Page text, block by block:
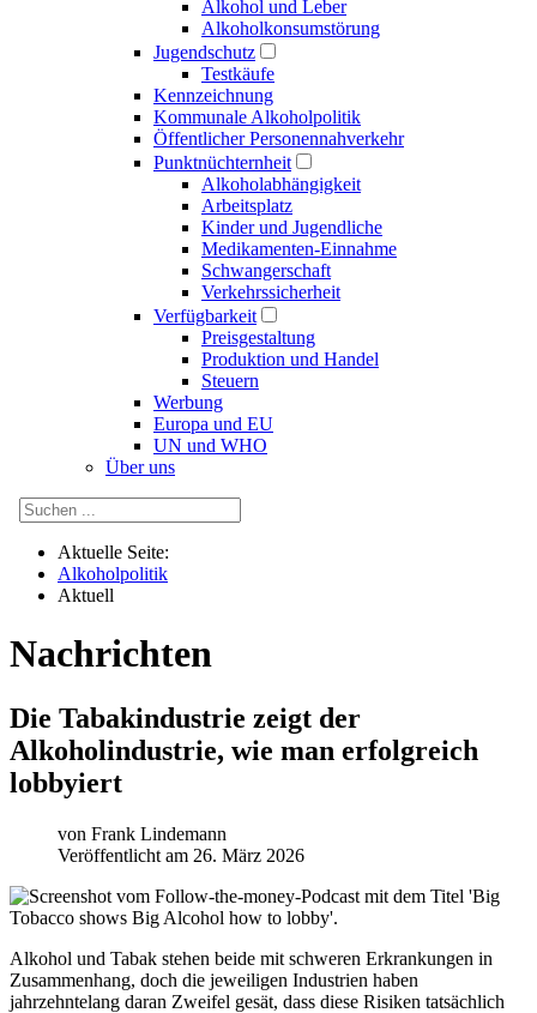
Alkohol und Leber
Alkoholkonsumstörung
Jugendschutz
Testkäufe
Kennzeichnung
Kommunale Alkoholpolitik
Öffentlicher Personennahverkehr
Punktnüchternheit
Alkoholabhängigkeit
Arbeitsplatz
Kinder und Jugendliche
Medikamenten-Einnahme
Schwangerschaft
Verkehrssicherheit
Verfügbarkeit
Preisgestaltung
Produktion und Handel
Steuern
Werbung
Europa und EU
UN und WHO
Über uns
Aktuelle Seite:
Alkoholpolitik
Aktuell
Nachrichten
Die Tabakindustrie zeigt der
Alkoholindustrie, wie man erfolgreich
lobbyiert
von Frank Lindemann
Veröffentlicht am 26. März 2026
Alkohol und Tabak stehen beide mit schweren Erkrankungen in
Zusammenhang, doch die jeweiligen Industrien haben
jahrzehntelang daran Zweifel gesät, dass diese Risiken tatsächlich